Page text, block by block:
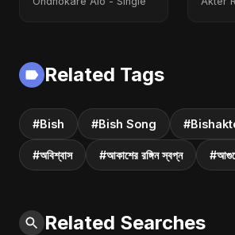
Related Tags
#Bish #Bish Song
#অবিশ্বাস #আকাশের রঙ্গিন স্বপ্ন
Related Searches